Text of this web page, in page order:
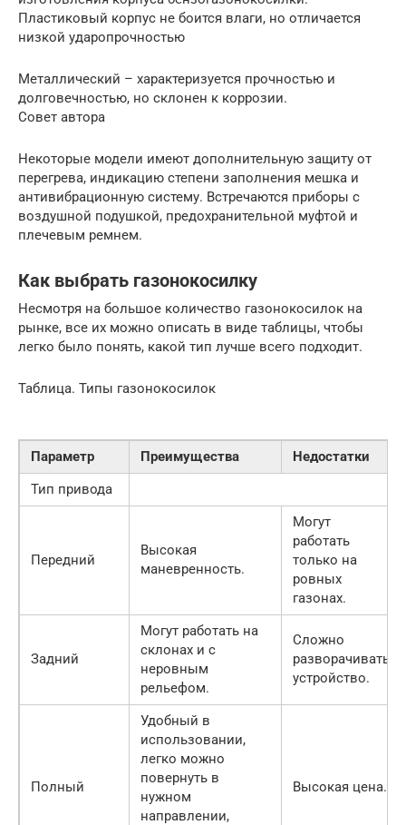
Пластиковый корпус не боится влаги, но отличается
низкой ударопрочностью
Металлический – характеризуется прочностью и
долговечностью, но склонен к коррозии.
Совет автора
Некоторые модели имеют дополнительную защиту от
перегрева, индикацию степени заполнения мешка и
антивибрационную систему. Встречаются приборы с
воздушной подушкой, предохранительной муфтой и
плечевым ремнем.
Как выбрать газонокосилку
Несмотря на большое количество газонокосилок на
рынке, все их можно описать в виде таблицы, чтобы
легко было понять, какой тип лучше всего подходит.
Таблица. Типы газонокосилок
Параметр Преимущества
Недостатки
Тип привода
Передний
Высокая
маневренность.
Могут
работать
только на
ровных
газонах.
Задний
Могут работать на
склонах и с
неровным
рельефом.
Сложно
разворачивать
устройство.
Полный
Удобный в
использовании,
легко можно
повернуть в
нужном
направлении,
Высокая цена.